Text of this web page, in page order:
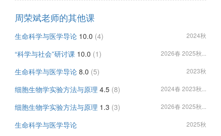
周荣斌老师的其他课
生命科学与医学导论 10.0 (4) 2024秋
“科学与社会”研讨课 10.0 (1) 2026春 2025秋...
生命科学与医学导论 8.0 (5) 2023秋
细胞生物学实验方法与原理 4.5 (8) 2024春 2023秋...
细胞生物学实验方法与原理 1.3 (3) 2026春 2025秋...
生命科学与医学导论 2025秋